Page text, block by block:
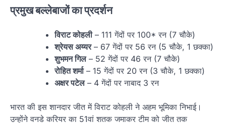
प्रमुख बल्लेबाजों का प्रदर्शन
विराट कोहली– 111 गेंदों पर 100* रन (7 चौके)
श्रेयस अय्यर– 67 गेंदों पर 56 रन (5 चौके, 1 छक्का)
शुभमन गिल– 52 गेंदों पर 46 रन (7 चौके)
रोहित शर्मा– 15 गेंदों पर 20 रन (3 चौके, 1 छक्का)
अक्षर पटेल– 4 गेंदों पर नाबाद 3 रन
भारत की इस शानदार जीत में विराट कोहली ने अहम भूमिका निभाई।
उन्होंने वनडे करियर का 51वां शतक जमाकर टीम को जीत तक